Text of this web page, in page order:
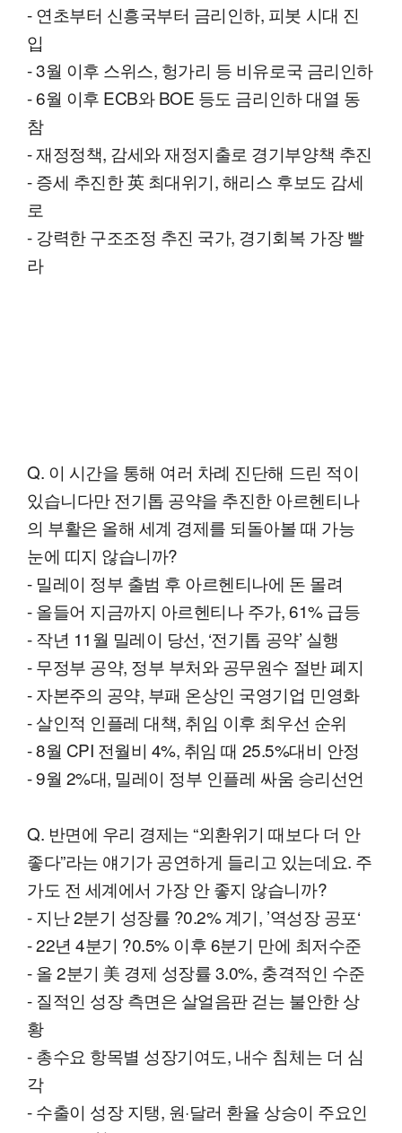
- 연초부터 신흥국부터 금리인하, 피봇 시대 진
입
- 3월 이후 스위스, 헝가리 등 비유로국 금리인하
- 6월 이후 ECB와 BOE 등도 금리인하 대열 동
참
- 재정정책, 감세와 재정지출로 경기부양책 추진
- 증세 추진한 英 최대위기, 해리스 후보도 감세
로
- 강력한 구조조정 추진 국가, 경기회복 가장 빨
라
Q. 이 시간을 통해 여러 차례 진단해 드린 적이
있습니다만 전기톱 공약을 추진한 아르헨티나
의 부활은 올해 세계 경제를 되돌아볼 때 가능
눈에 띠지 않습니까?
- 밀레이 정부 출범 후 아르헨티나에 돈 몰려
- 올들어 지금까지 아르헨티나 주가, 61% 급등
- 작년 11월 밀레이 당선, ‘전기톱 공약’ 실행
- 무정부 공약, 정부 부처와 공무원수 절반 폐지
- 자본주의 공약, 부패 온상인 국영기업 민영화
- 살인적 인플레 대책, 취임 이후 최우선 순위
- 8월 CPI 전월비 4%, 취임 때 25.5%대비 안정
- 9월 2%대, 밀레이 정부 인플레 싸움 승리선언
Q. 반면에 우리 경제는 “외환위기 때보다 더 안
좋다”라는 얘기가 공연하게 들리고 있는데요. 주
가도 전 세계에서 가장 안 좋지 않습니까?
- 지난 2분기 성장률 ?0.2% 계기, ’역성장 공포‘
- 22년 4분기 ?0.5% 이후 6분기 만에 최저수준
- 올 2분기 美 경제 성장률 3.0%, 충격적인 수준
- 질적인 성장 측면은 살얼음판 걷는 불안한 상
황
- 총수요 항목별 성장기여도, 내수 침체는 더 심
각
- 수출이 성장 지탱, 원·달러 환율 상승이 주요인